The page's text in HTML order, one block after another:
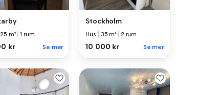
25 m² |1 rum
kr Se mer
Stockholm
Hus 35 m² 2 rum
10 000 kr Se mer